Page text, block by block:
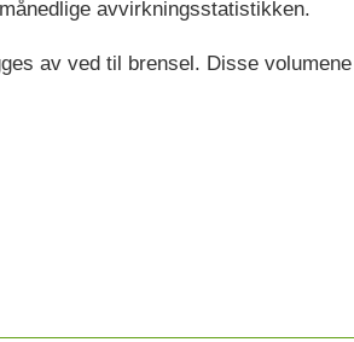
avvirkningsstatistikken.
av ved til brensel. Disse